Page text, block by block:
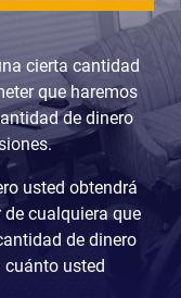
cierta cantidad
que haremos
de dinero
usted obtendrá
cualquiera que
de dinero
usted